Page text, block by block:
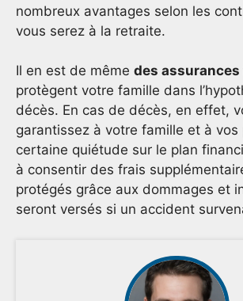
nombreux avantages selon les
vous serez à la retraite.
Il en est de même des
protègent votre famille dans
décès. En cas de décès, en effet,
garantissez à votre famille et à vos
certaine quiétude sur le plan
à consentir des frais
protégés grâce aux dommages et
seront versés si un accident